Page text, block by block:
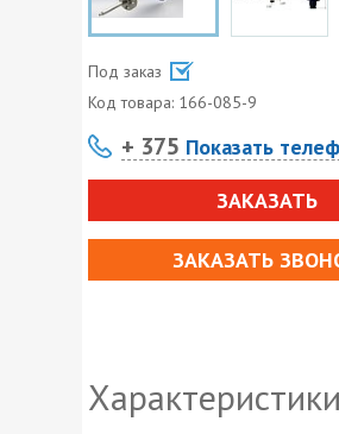
Под заказ
Код товара: 166-085-9
+ 375 Показать
ЗАКАЗАТЬ
ЗАКАЗАТЬ
Характеристики